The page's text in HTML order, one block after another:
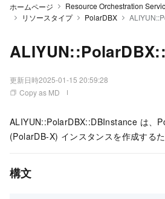
ホームページ Resource Orchestration
リソースタイプ
PolarDBX
更新日時2025-01-15 20:59:28
Copy as MD
ALIYUN::PolarDBX::DBInstance は、
(PolarDB-X) インスタンスを作成するた
構文